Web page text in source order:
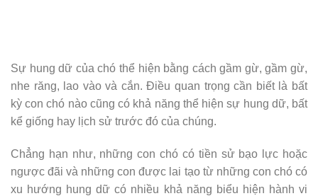
Sự hung dữ của chó thể hiện bằng cách gầm gừ, gầm gừ,
nhe răng, lao vào và cắn. Điều quan trọng cần biết là bất
kỳ con chó nào cũng có khả năng thể hiện sự hung dữ, bất
kể giống hay lịch sử trước đó của chúng.
Chẳng hạn như, những con chó có tiền sử bạo lực hoặc
ngược đãi và những con được lai tạo từ những con chó có
xu hướng hung dữ có nhiều khả năng biểu hiện hành vi